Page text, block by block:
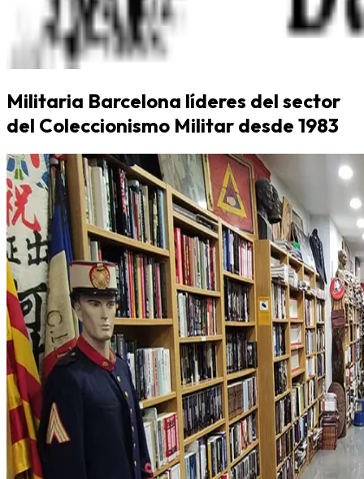
Militaria Barcelona líderes del sector
del Coleccionismo Militar desde 1983